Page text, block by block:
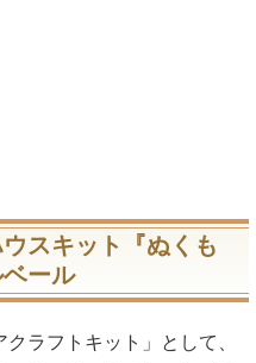
スキット『ぬくも
ール
ラフトキット」として、